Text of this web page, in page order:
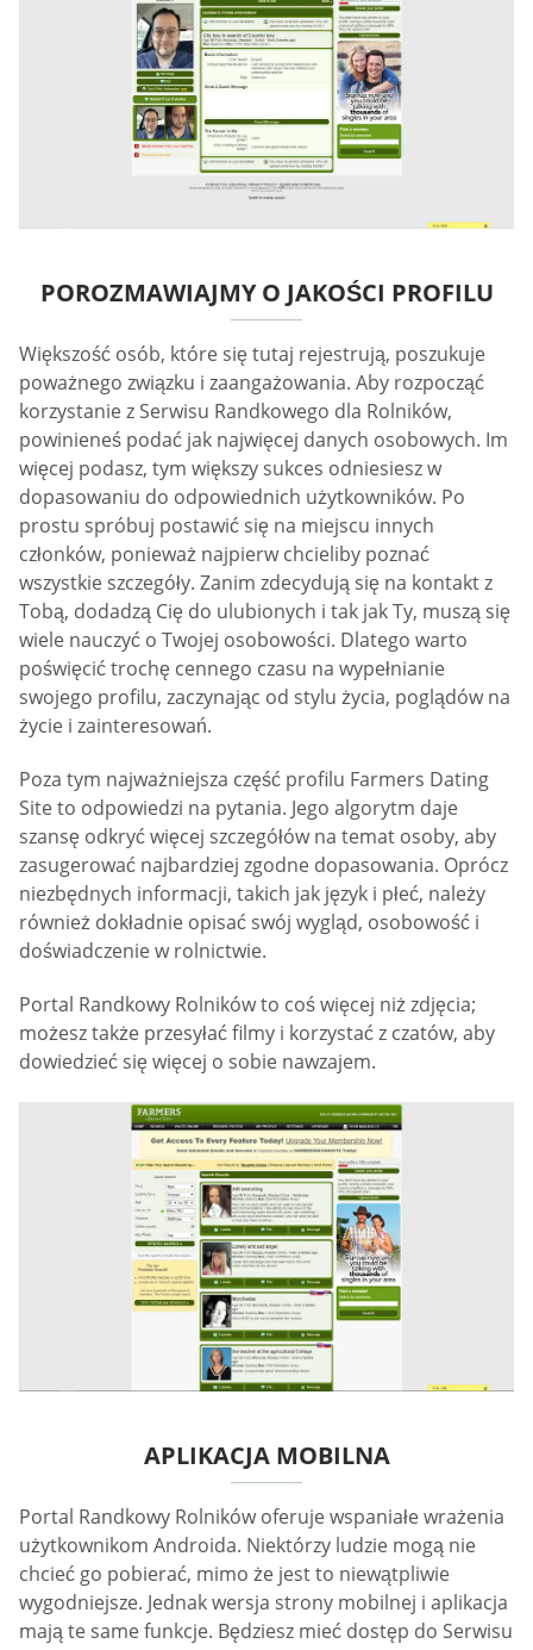
POROZMAWIAJMY O JAKOŚCI PROFILU
Większość osób, które się tutaj rejestrują, poszukuje
poważnego związku i zaangażowania. Aby rozpocząć
korzystanie z Serwisu Randkowego dla Rolników,
powinieneś podać jak najwięcej danych osobowych. Im
więcej podasz, tym większy sukces odniesiesz w
dopasowaniu do odpowiednich użytkowników. Po
prostu spróbuj postawić się na miejscu innych
członków, ponieważ najpierw chcieliby poznać
wszystkie szczegóły. Zanim zdecydują się na kontakt z
Tobą, dodadzą Cię do ulubionych i tak jak Ty, muszą się
wiele nauczyć o Twojej osobowości. Dlatego warto
poświęcić trochę cennego czasu na wypełnianie
swojego profilu, zaczynając od stylu życia, poglądów na
życie i zainteresowań.
Poza tym najważniejsza część profilu Farmers Dating
Site to odpowiedzi na pytania. Jego algorytm daje
szansę odkryć więcej szczegółów na temat osoby, aby
zasugerować najbardziej zgodne dopasowania. Oprócz
niezbędnych informacji, takich jak język i płeć, należy
również dokładnie opisać swój wygląd, osobowość i
doświadczenie w rolnictwie.
Portal Randkowy Rolników to coś więcej niż zdjęcia;
możesz także przesyłać filmy i korzystać z czatów, aby
dowiedzieć się więcej o sobie nawzajem.
APLIKACJA MOBILNA
Portal Randkowy Rolników oferuje wspaniałe wrażenia
użytkownikom Androida. Niektórzy ludzie mogą nie
chcieć go pobierać, mimo że jest to niewątpliwie
wygodniejsze. Jednak wersja strony mobilnej i aplikacja
mają te same funkcje. Będziesz mieć dostęp do Serwisu